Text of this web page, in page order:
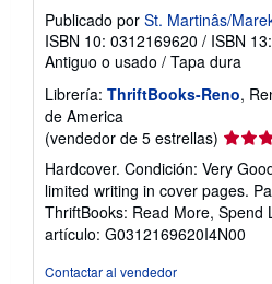
Publicado por St. Martinâs/
ISBN 10: 0312169620 / ISBN
Antiguo o usado / Tapa dura
Librería: ThriftBooks-Reno,
de America
(vendedor de 5 estrellas)
del
5
de
5
Hardcover. Condición: Very
limited writing in cover pages.
ThriftBooks: Read More, Spend
artículo: G0312169620I4N00
Contactar al vendedor